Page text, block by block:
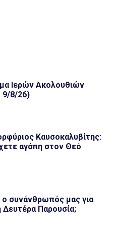
Ιερών Ακολουθιών
9/8/26)
Καυσοκαλυβίτης:
αγάπη στον Θεό
ο συνάνθρωπός μας για
Δευτέρα Παρουσία;